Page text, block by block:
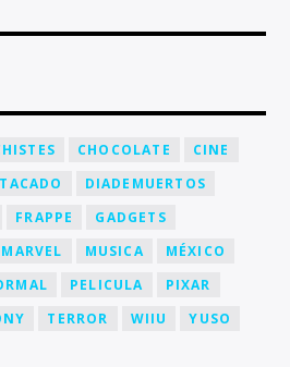
CHOCOLATE
CINE
DIADEMUERTOS
FRAPPE
GADGETS
MARVEL MUSICA
MÉXICO
PELICULA
PIXAR
TERROR WIIU YUSO